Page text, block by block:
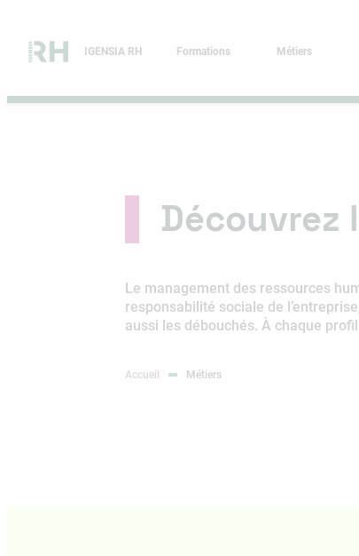
contenu
IGENSIA RH Formations Métiers
Découvrez
Le management des ressources
responsabilité sociale de
aussi les débouchés. À chaque
Accueil Métiers